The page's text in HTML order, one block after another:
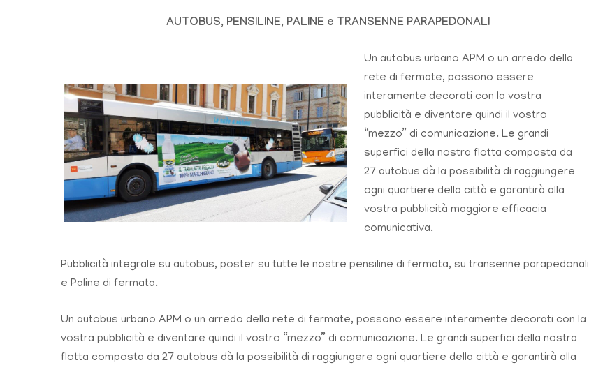
AUTOBUS, PENSILINE, PALINE e TRANSENNE PARAPEDONALI
Un autobus urbano APM o un arredo della
rete di fermate, possono essere
interamente decorati con la vostra
pubblicità e diventare quindi il vostro
“mezzo” di comunicazione. Le grandi
superfici della nostra flotta composta da
27 autobus dà la possibilità di raggiungere
ogni quartiere della città e garantirà alla
vostra pubblicità maggiore efficacia
comunicativa.
Pubblicità integrale su autobus, poster su tutte le nostre pensiline di fermata, su transenne parapedonali
e Paline di fermata.
Un autobus urbano APM o un arredo della rete di fermate, possono essere interamente decorati con la
vostra pubblicità e diventare quindi il vostro “mezzo” di comunicazione. Le grandi superfici della nostra
flotta composta da 27 autobus dà la possibilità di raggiungere ogni quartiere della città e garantirà alla